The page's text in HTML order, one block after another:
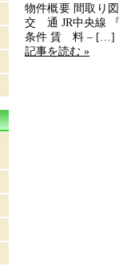
物件概要 間取り
交 通 JR中央線
条件 賃 料 – […]
記事を読む »